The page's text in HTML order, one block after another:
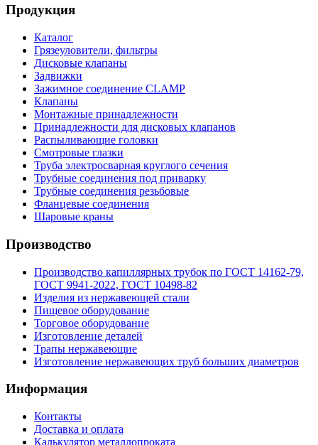
Продукция
Каталог
Грязеуловители, фильтры
Дисковые клапаны
Задвижки
Зажимное соединение CLAMP
Клапаны
Монтажные принадлежности
Принадлежности для дисковых клапанов
Распыливающие головки
Смотровые глазки
Труба электросварная круглого сечения
Трубные соединения под приварку
Трубные соединения резьбовые
Фланцевые соединения
Шаровые краны
Производство
Производство капиллярных трубок по ГОСТ 14162-79,
ГОСТ 9941-2022, ГОСТ 10498-82
Изделия из нержавеющей стали
Пищевое оборудование
Торговое оборудование
Изготовление деталей
Трапы нержавеющие
Изготовление нержавеющих труб больших диаметров
Информация
Контакты
Доставка и оплата
Калькулятор металлопроката